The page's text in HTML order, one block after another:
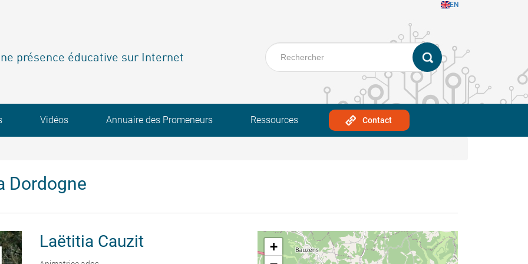
EN
présence éducative sur Internet
Vidéos Annuaire des Promeneurs Ressources Contact
Dordogne
Laëtitia Cauzit
+